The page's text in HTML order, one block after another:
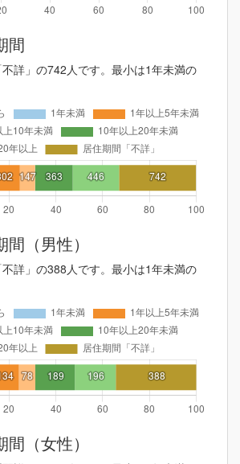
間
詳」の742人です。最小は1年未満の
（男性）
詳」の388人です。最小は1年未満の
（女性）